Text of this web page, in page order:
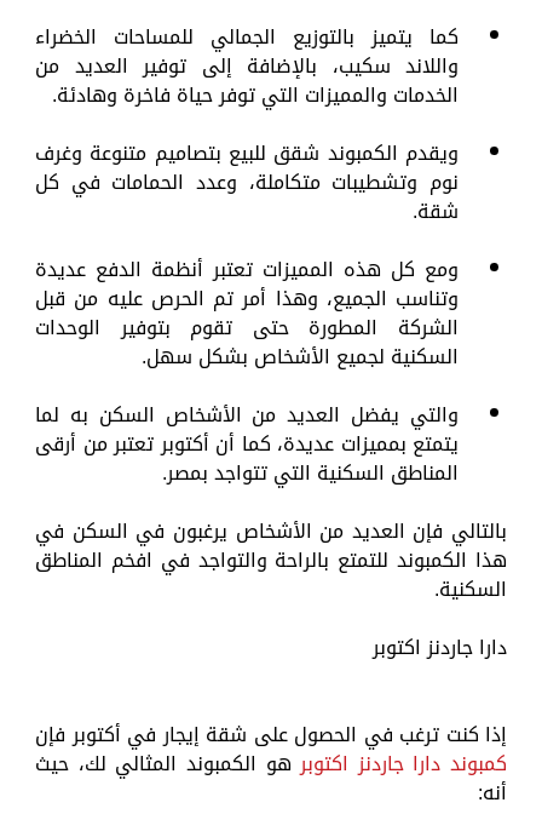
كما يتميز بالتوزيع الجمالي للمساحات الخضراء
واللاند سكيب، بالإضافة إلى توفير العديد من
الخدمات والمميزات التي توفر حياة فاخرة وهادئة.
ويقدم الكمبوند شقق للبيع بتصاميم متنوعة وغرف
نوم وتشطيبات متكاملة، وعدد الحمامات في كل
شقة.
ومع كل هذه المميزات تعتبر أنظمة الدفع عديدة
وتناسب الجميع، وهذا أمر تم الحرص عليه من قبل
الشركة المطورة حتى تقوم بتوفير الوحدات
السكنية لجميع الأشخاص بشكل سهل.
والتي يفضل العديد من الأشخاص السكن به لما
يتمتع بمميزات عديدة، كما أن أكتوبر تعتبر من أرقى
المناطق السكنية التي تتواجد بمصر.
بالتالي فإن العديد من الأشخاص يرغبون في السكن في
هذا الكمبوند للتمتع بالراحة والتواجد في افخم المناطق
السكنية.
دارا جاردنز اكتوبر
إذا كنت ترغب في الحصول على شقة إيجار في أكتوبر فإن
كمبوند دارا جاردنز اكتوبرهو الكمبوند المثالي لك، حيث
أنه: